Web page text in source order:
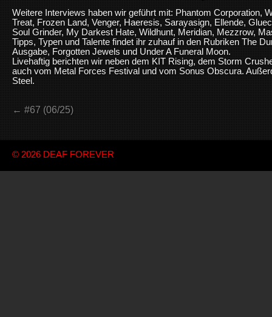
Weitere Interviews haben wir geführt mit: Phantom Corporation,
Treat, Frozen Land, Venger, Haeresis, Sarayasign, Ellende,
Soul Grinder, My Darkest Hate, Wildhunt, Meridian, Mezzrow,
Tipps, Typen und Talente findet ihr zuhauf in den Rubriken The
Ausgabe, Forgotten Jewels und Under A Funeral Moon.
Livehaftig berichten wir neben dem KIT Rising, dem Storm
auch vom Metal Forces Festival und vom Sonus Obscura.
Steel.
← #67 (06/25)
© 2026 DEAF FOREVER